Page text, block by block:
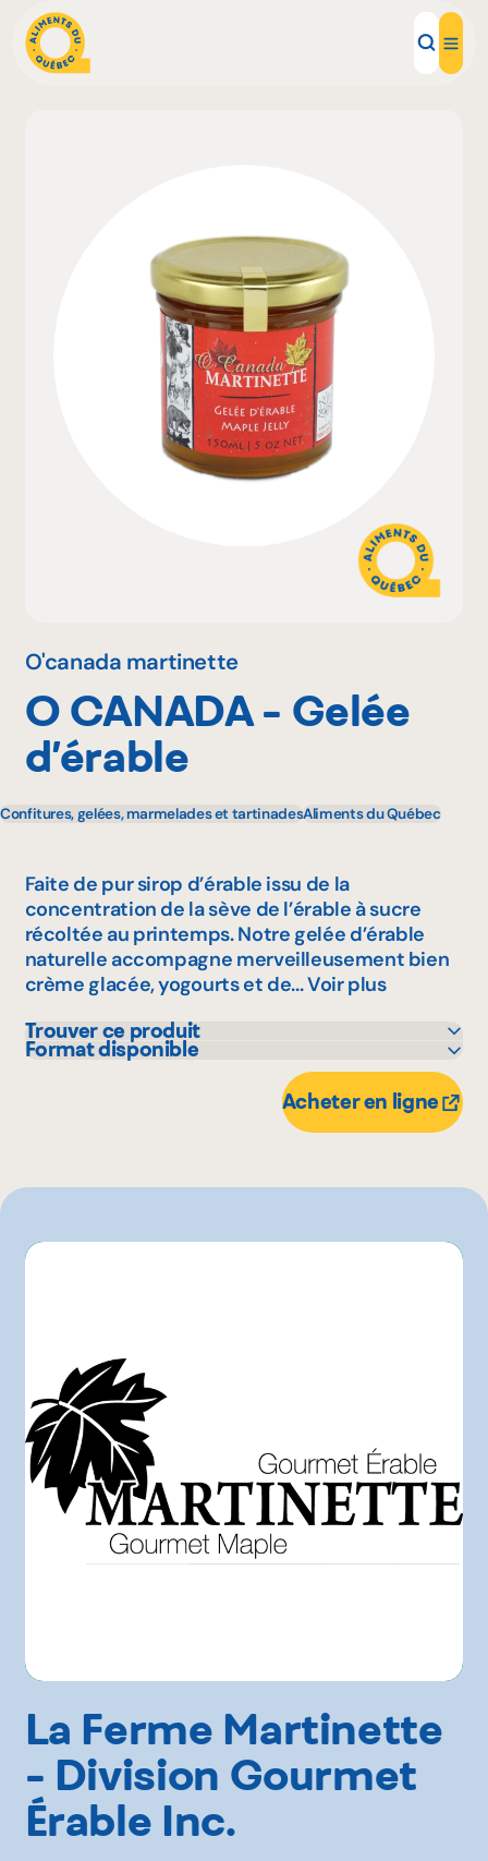
Inspirations d'ici
Restaurants
Institutions
À propos
O'canada martinette
O CANADA - Gelée
d’érable
Confitures, gelées, marmelades et tartinadesAliments du Québec
Faite de pur sirop d’érable issu de la
concentration de la sève de l’érable à sucre
récoltée au printemps. Notre gelée d’érable
naturelle accompagne merveilleusement bien
crème glacée, yogourts et de...Voir plus
Trouver ce produit
IGA
Format disponible
Acheter en ligne
La Ferme Martinette
- Division Gourmet
Érable Inc.